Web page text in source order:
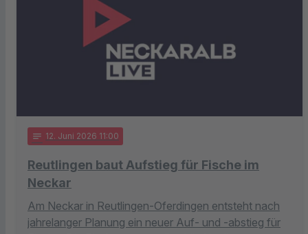
notes 12. Juni 2026 11:00
Reutlingen baut Aufstieg für Fische im
Neckar
Am Neckar in Reutlingen-Oferdingen entsteht nach
jahrelanger Planung ein neuer Auf- und -abstieg für